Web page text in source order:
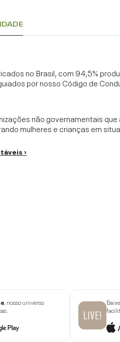
no Brasil, com 94,5%
por nosso Código de
não governamentais
mulheres e crianças em
›
, nosso universo